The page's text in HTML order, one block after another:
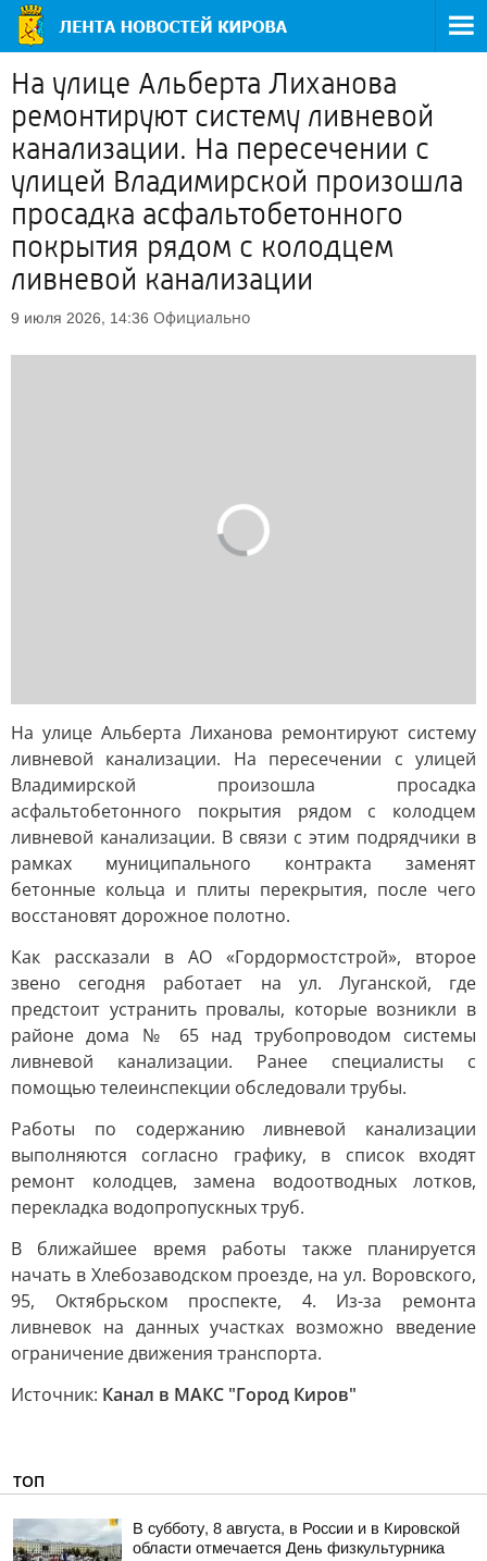
На улице Альберта Лиханова
ремонтируют систему ливневой
канализации. На пересечении с
улицей Владимирской произошла
просадка асфальтобетонного
покрытия рядом с колодцем
ливневой канализации
9 июля 2026, 14:36 Официально
На улице Альберта Лиханова ремонтируют систему
ливневой канализации. На пересечении с улицей
Владимирской произошла просадка
асфальтобетонного покрытия рядом с колодцем
ливневой канализации. В связи с этим подрядчики в
рамках муниципального контракта заменят
бетонные кольца и плиты перекрытия, после чего
восстановят дорожное полотно.
Как рассказали в АО «Гордормостстрой», второе
звено сегодня работает на ул. Луганской, где
предстоит устранить провалы, которые возникли в
районе дома № 65 над трубопроводом системы
ливневой канализации. Ранее специалисты с
помощью телеинспекции обследовали трубы.
Работы по содержанию ливневой канализации
выполняются согласно графику, в список входят
ремонт колодцев, замена водоотводных лотков,
перекладка водопропускных труб.
В ближайшее время работы также планируется
начать в Хлебозаводском проезде, на ул. Воровского,
95, Октябрьском проспекте, 4. Из-за ремонта
ливневок на данных участках возможно введение
ограничение движения транспорта.
Источник: Канал в МАКС "Город Киров"
ТОП
В субботу, 8 августа, в России и в Кировской
области отмечается День физкультурника